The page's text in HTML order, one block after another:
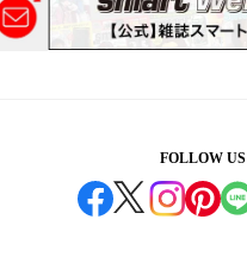
FOLLOW US